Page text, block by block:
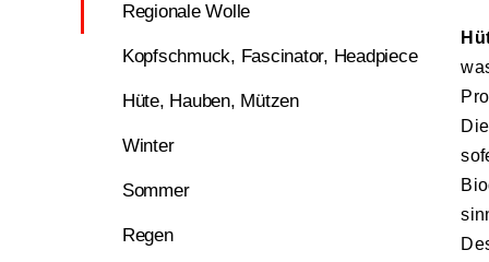
Regionale Wolle
Kopfschmuck, Fascinator, Headpiece
Hüte, Hauben, Mützen
Winter
Sommer
Regen